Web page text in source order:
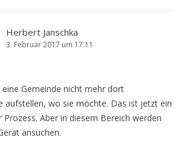
Herbert Janschka
3. Februar 2017 um 17:11
eine Gemeinde nicht mehr dort
aufstellen, wo sie möchte. Das ist jetzt ein
Prozess. Aber in diesem Bereich werden
ansuchen.